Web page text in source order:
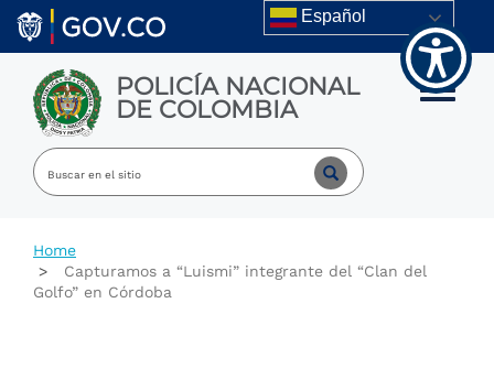
Welcome
All
Accessibility
screen
reader.
Accessibility
Skip to main content Español
POLICÍA NACIONAL
DE COLOMBIA Toggle
Home
Capturamos a “Luismi” integrante del “Clan del
Golfo” en Córdoba